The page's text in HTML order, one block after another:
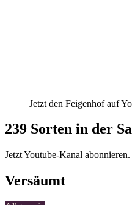
Jetzt den Feigenhof auf
239 Sorten in der
Jetzt Youtube-Kanal abonnieren.
Versäumt